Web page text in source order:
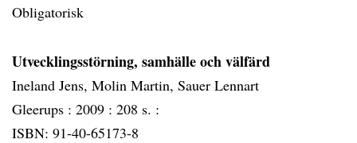
Obligatorisk
Utvecklingsstörning, samhälle och välfärd
Ineland Jens, Molin Martin, Sauer Lennart
Gleerups : 2009 : 208 s. :
ISBN: 91-40-65173-8